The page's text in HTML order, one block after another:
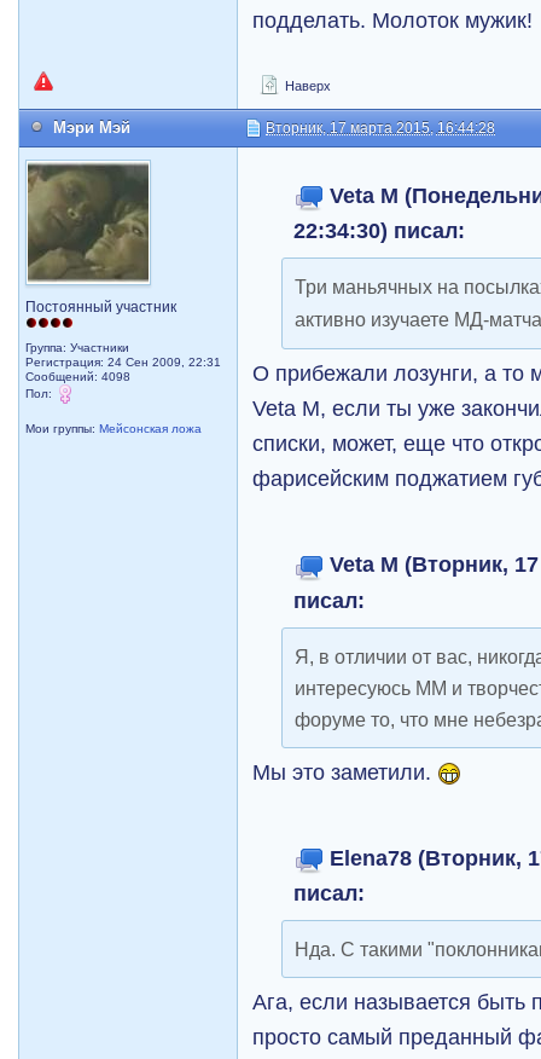
подделать. Молоток мужик!
Наверх
Мэри Мэй Вторник, 17 марта 2015, 16:44:28
Постоянный участник
Группа: Участники
Регистрация: 24 Сен 2009, 22:31
Сообщений: 4098
Пол:
Мои группы:Мейсонская ложа
Veta M
22:34:30) писал:
Три маньячных на
активно изучаете МД-
О прибежали лозунги, а то
Veta M, если ты уже
списки, может, еще что
фарисейским поджатием
Veta M (Вторник,
писал:
Я, в отличии от вас,
интересуюсь ММ и
форуме то, что мне
Мы это заметили.
Elena78 (Вторник,
писал:
Нда. С такими
Ага, если называется
просто самый преданный